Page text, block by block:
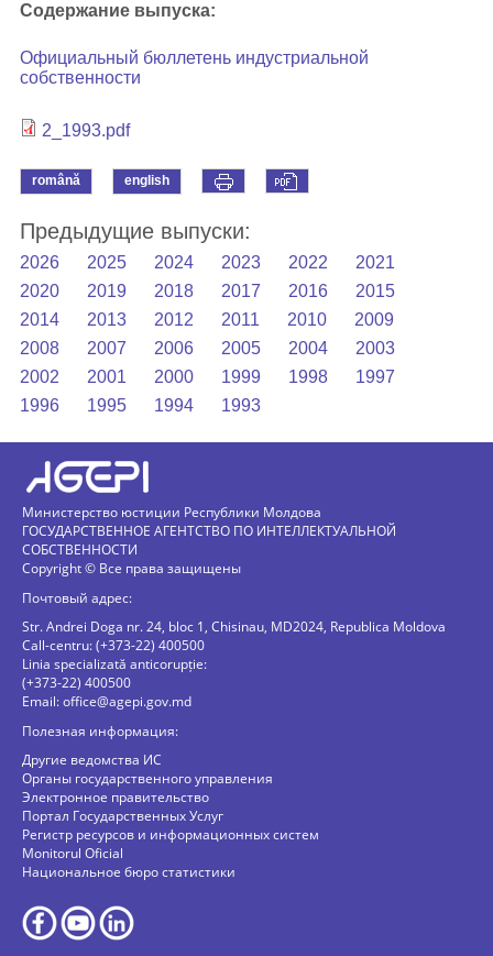
Содержание выпуска:
Официальный бюллетень индустриальной
собственности
2_1993.pdf
română english
Предыдущие выпуски:
2026 2025 2024 2023 2022
2021
2020
2019 2018 2017 2016
2015
2014
2013 2012 2011 2010
2009
2008
2007 2006 2005 2004
2003
2002
2001 2000 1999 1998
1997
1996
1995 1994 1993
Министерство юстиции Республики Молдова
ГОСУДАРСТВЕННОЕ АГЕНТСТВО ПО ИНТЕЛЛЕКТУАЛЬНОЙ
СОБСТВЕННОСТИ
Copyright © Все права защищены
Почтовый адрес:
Str. Andrei Doga nr. 24, bloc 1, Chisinau, MD2024, Republica Moldova
Call-centru: (+373-22) 400500
Linia specializată anticorupție:
(+373-22) 400500
Email:office@agepi.gov.md
Полезная информация:
Другие ведомства ИС
Органы государственного управления
Электронное правительство
Портал Государственных Услуг
Регистр ресурсов и информационных систем
Monitorul Oficial
Национальное бюро статистики